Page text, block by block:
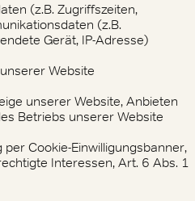
(z.B. Zugriffszeiten,
(z.B.
Gerät, IP-Adresse)
Website
unserer Website, Anbieten
Betriebs unserer Website
Cookie-Einwilligungsbanner,
Interessen, Art. 6 Abs. 1